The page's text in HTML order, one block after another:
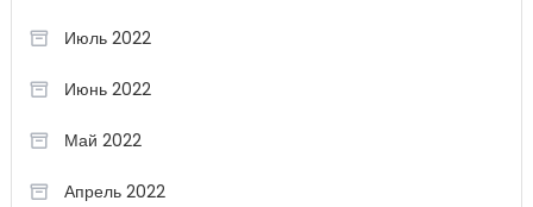
Июль 2022
Июнь 2022
Май 2022
Апрель 2022